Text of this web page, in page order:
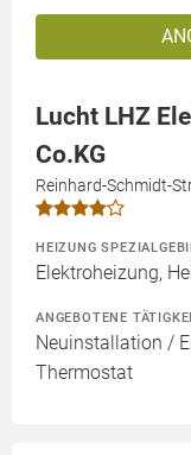
Lucht LHZ
Co.KG
Reinhard-Schmidt-
HEIZUNG
Elektroheizung,
ANGEBOTENE
Neuinstallation /
Thermostat